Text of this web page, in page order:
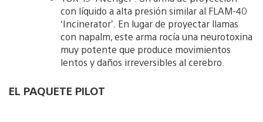
con líquido a alta presión similar al FLAM-40
‘Incinerator’. En lugar de proyectar llamas
con napalm, este arma rocía una neurotoxina
muy potente que produce movimientos
lentos y daños irreversibles al cerebro.
EL PAQUETE PILOT